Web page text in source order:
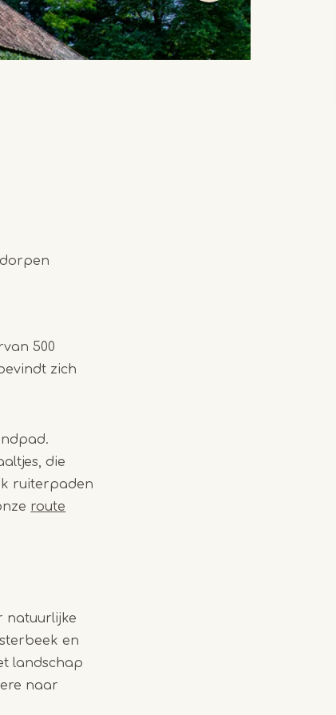
500
zich
die
ruiterpaden
route
natuurlijke
en
landschap
naar